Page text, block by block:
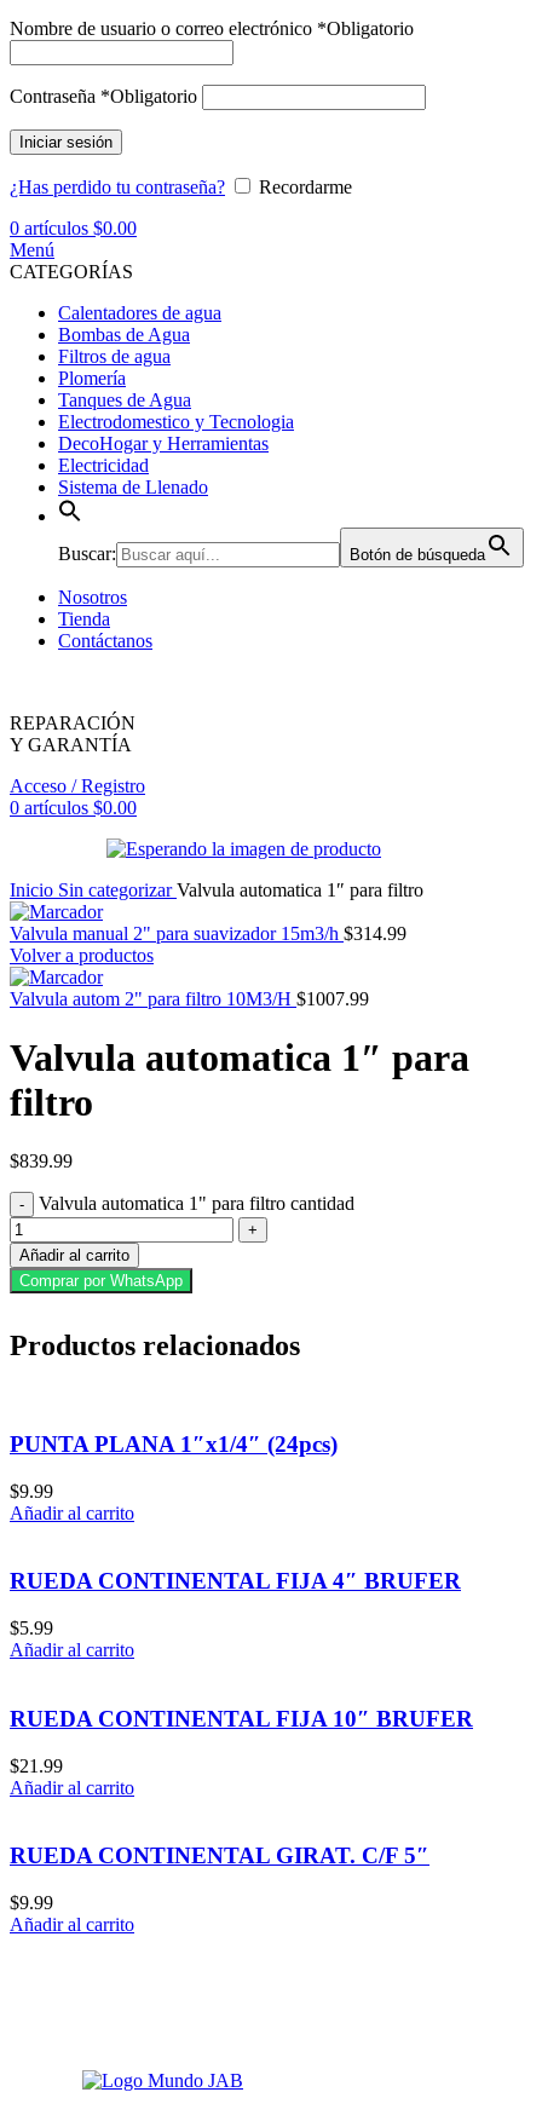
Nombre de usuario o correo electrónico *Obligatorio
Contraseña *Obligatorio
Iniciar sesión
¿Has perdido tu contraseña?
Recordarme
0 artículos $0.00
Menú
CATEGORÍAS
Calentadores de agua
Bombas de Agua
Filtros de agua
Plomería
Tanques de Agua
Electrodomestico y Tecnologia
DecoHogar y Herramientas
Electricidad
Sistema de Llenado
Buscar: Botón de búsqueda
Nosotros
Tienda
Contáctanos
REPARACIÓN
Y GARANTÍA
Acceso / Registro
0 artículos $0.00
Inicio Sin categorizarValvula automatica 1″ para filtro
Valvula manual 2" para suavizador 15m3/h $314.99
Volver a productos
Valvula autom 2" para filtro 10M3/H $1007.99
Valvula automatica 1″ para
filtro
$839.99
Valvula automatica 1" para filtro cantidad
Añadir al carrito
Comprar por WhatsApp
Productos relacionados
PUNTA PLANA 1″x1/4″ (24pcs)
$9.99
Añadir al carrito
RUEDA CONTINENTAL FIJA 4″ BRUFER
$5.99
Añadir al carrito
RUEDA CONTINENTAL FIJA 10″ BRUFER
$21.99
Añadir al carrito
RUEDA CONTINENTAL GIRAT. C/F 5″
$9.99
Añadir al carrito